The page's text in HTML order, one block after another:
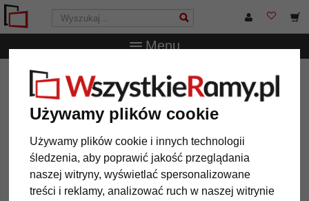
Używamy plików cookie
Używamy plików cookie i innych technologii
śledzenia, aby poprawić jakość przeglądania
naszej witryny, wyświetlać spersonalizowane
treści i reklamy, analizować ruch w naszej witrynie
Menu
WszystkieRamy.pl Wielkość ramy
Wszystkie formaty
Ramka z drewna do zdjęć Mercator pozioma
Ramka z drewna do zdjęć
Mercator pozioma